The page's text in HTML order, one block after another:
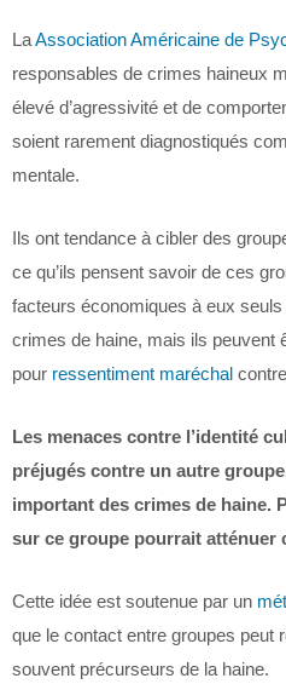
LaAssociation Américaine de
responsables de crimes haineux
élevé d’agressivité et de
soient rarement diagnostiqués
mentale.
Ils ont tendance à cibler des
ce qu’ils pensent savoir de ces
facteurs économiques à eux seuls
crimes de haine, mais ils peuvent
pour ressentiment maréchal
Les menaces contre l’identité
préjugés contre un autre
important des crimes de haine.
sur ce groupe pourrait atténuer
Cette idée est soutenue par un
que le contact entre groupes peut
souvent précurseurs de la haine.